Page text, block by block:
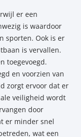
er een
is waardoor
sporten. Ook is er
is vervallen.
toegevoegd.
en voorzien van
zorgt ervoor dat er
veiligheid wordt
door
er minder snel
wat een